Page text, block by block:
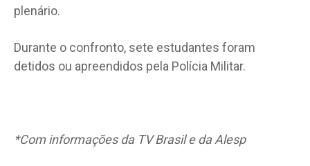
plenário.
Durante o confronto, sete estudantes foram
detidos ou apreendidos pela Polícia Militar.
*Com informações da TV Brasil e da Alesp